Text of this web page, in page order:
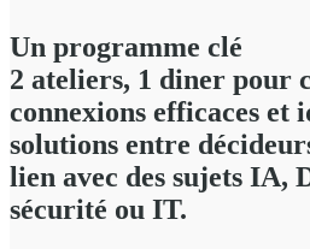
Un programme clé
2 ateliers, 1 diner pour
connexions efficaces et
solutions entre
lien avec des sujets IA,
sécurité ou IT.